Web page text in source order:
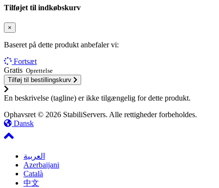
Tilføjet til indkøbskurv
×
Baseret på dette produkt anbefaler vi:
Fortsæt
Gratis Oprettelse
Tilføj til bestillingskurv
En beskrivelse (tagline) er ikke tilgængelig for dette produkt.
Ophavsret © 2026 StabiliServers. Alle rettigheder forbeholdes.
Dansk
العربية
Azerbaijani
Català
中文